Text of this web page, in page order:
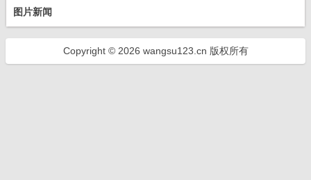
图片新闻
Copyright © 2026 wangsu123.cn 版权所有